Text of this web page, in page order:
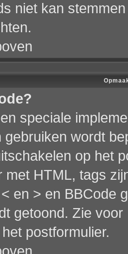
niet kan
speciale
gebruiken wordt
op het
met HTML, tags
en > en BBCode
getoond. Zie
postformulier.